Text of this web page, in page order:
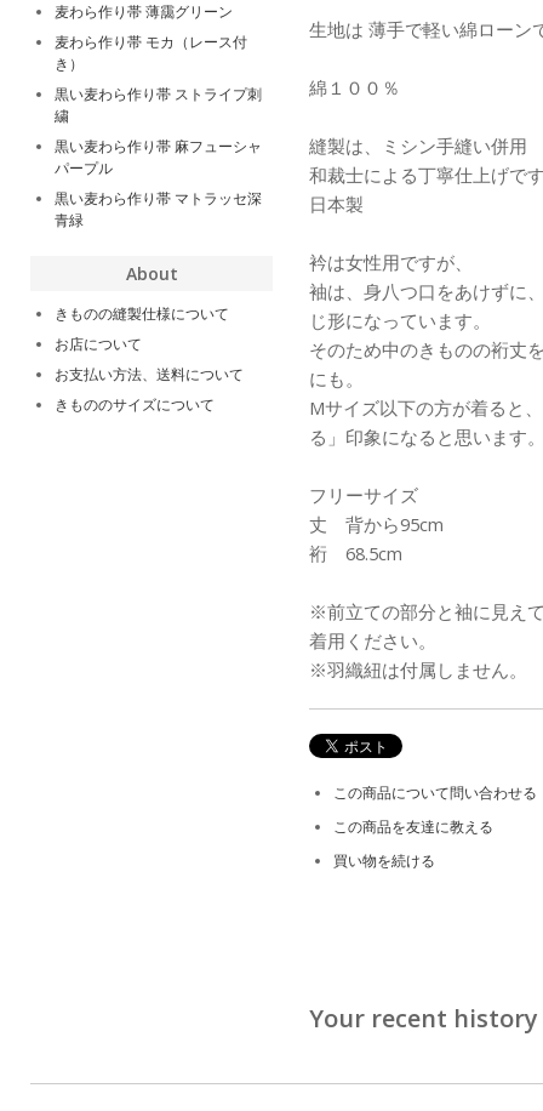
生地は 薄手で軽い綿ローン
綿１００％
縫製は、ミシン手縫い併用
和裁士による丁寧仕上げで
日本製
衿は女性用ですが、
袖は、身八つ口をあけずに
じ形になっています。
そのため中のきものの裄丈
にも。
Mサイズ以下の方が着ると
る」印象になると思います
フリーサイズ
丈 背から95cm
裄 68.5cm
※前立ての部分と袖に見え
着用ください。
※羽織紐は付属しません。
この商品について問い合わせる
この商品を友達に教える
買い物を続ける
Your recent history
麦わら作り帯 薄靄グリーン
麦わら作り帯 モカ（レース付
き）
黒い麦わら作り帯 ストライプ刺
繍
黒い麦わら作り帯 麻フューシャ
パープル
黒い麦わら作り帯 マトラッセ深
青緑
About
きものの縫製仕様について
お店について
お支払い方法、送料について
きもののサイズについて